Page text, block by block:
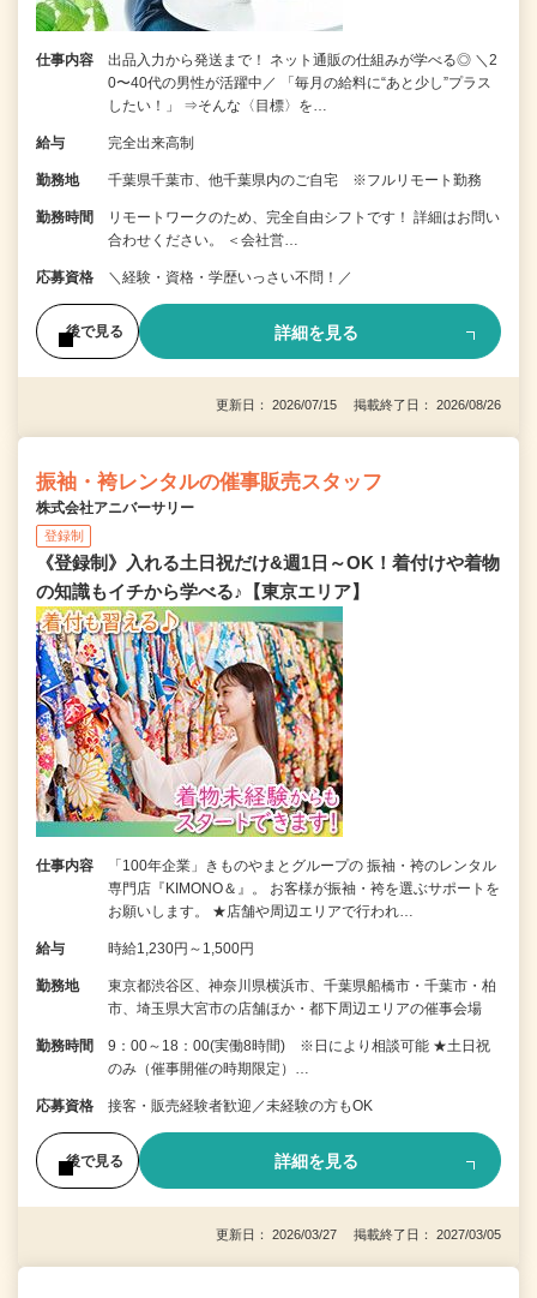
仕事内容
出品入力から発送まで！ ネット通販の仕組みが学べる◎ ＼2
0〜40代の男性が活躍中／ 「毎月の給料に“あと少し”プラス
したい！」 ⇒そんな〈目標〉を…
給与 完全出来高制
勤務地 千葉県千葉市、他千葉県内のご自宅 ※フルリモート勤務
勤務時間
リモートワークのため、完全自由シフトです！ 詳細はお問い
合わせください。 ＜会社営…
応募資格 ＼経験・資格・学歴いっさい不問！／
後で見る 詳細を見る
更新日： 2026/07/15 掲載終了日： 2026/08/26
振袖・袴レンタルの催事販売スタッフ
株式会社アニバーサリー
登録制
《登録制》入れる土日祝だけ&週1日～OK！着付けや着物
の知識もイチから学べる♪【東京エリア】
仕事内容
「100年企業」きものやまとグループの 振袖・袴のレンタル
専門店『KIMONO＆』。 お客様が振袖・袴を選ぶサポートを
お願いします。 ★店舗や周辺エリアで行われ…
給与 時給1,230円～1,500円
勤務地
東京都渋谷区、神奈川県横浜市、千葉県船橋市・千葉市・柏
市、埼玉県大宮市の店舗ほか・都下周辺エリアの催事会場
勤務時間
9：00～18：00(実働8時間) ※日により相談可能 ★土日祝
のみ（催事開催の時期限定）…
応募資格 接客・販売経験者歓迎／未経験の方もOK
後で見る 詳細を見る
更新日： 2026/03/27 掲載終了日： 2027/03/05